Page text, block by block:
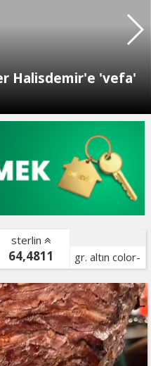
Halisdemir'e 'vefa'
sterlin
64,4811
gr. altın color-